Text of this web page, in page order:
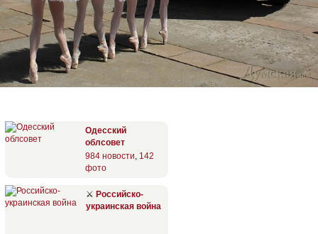
Одесский
облсовет
984 новости, 142
фото
⚔ Российско-
украинская война